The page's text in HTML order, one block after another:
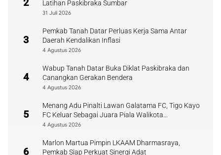
2 Latihan Paskibraka Sumbar
31 Juli 2026
3
Pemkab Tanah Datar Perluas Kerja Sama Antar
Daerah Kendalikan Inflasi
4 Agustus 2026
4
Wabup Tanah Datar Buka Diklat Paskibraka dan
Canangkan Gerakan Bendera
4 Agustus 2026
5
Menang Adu Pinalti Lawan Galatama FC, Tigo Kayo
FC Keluar Sebagai Juara Piala Walikota
Payakumbuh
4 Agustus 2026
6
Marlon Martua Pimpin LKAAM Dharmasraya,
Pemkab Siap Perkuat Sinergi Adat